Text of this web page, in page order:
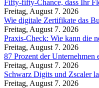
Fifty-fifty-Chance, dass Ihr
Freitag, August 7. 2026
Wie digitale Zertifikate das
Freitag, August 7. 2026
Praxis-Check: Wie kann die
Freitag, August 7. 2026
87 Prozent der
Freitag, August 7. 2026
Schwarz Digits und Zscaler
Freitag, August 7. 2026